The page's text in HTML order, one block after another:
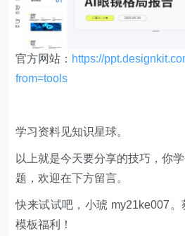
官方网站： https://
from=tools
学习资料见知识星球。
以上就是今天要分享的技巧，你
题，欢迎在下方留言。
快来试试吧，小琥 my21ke007。
模板福利​​​​！